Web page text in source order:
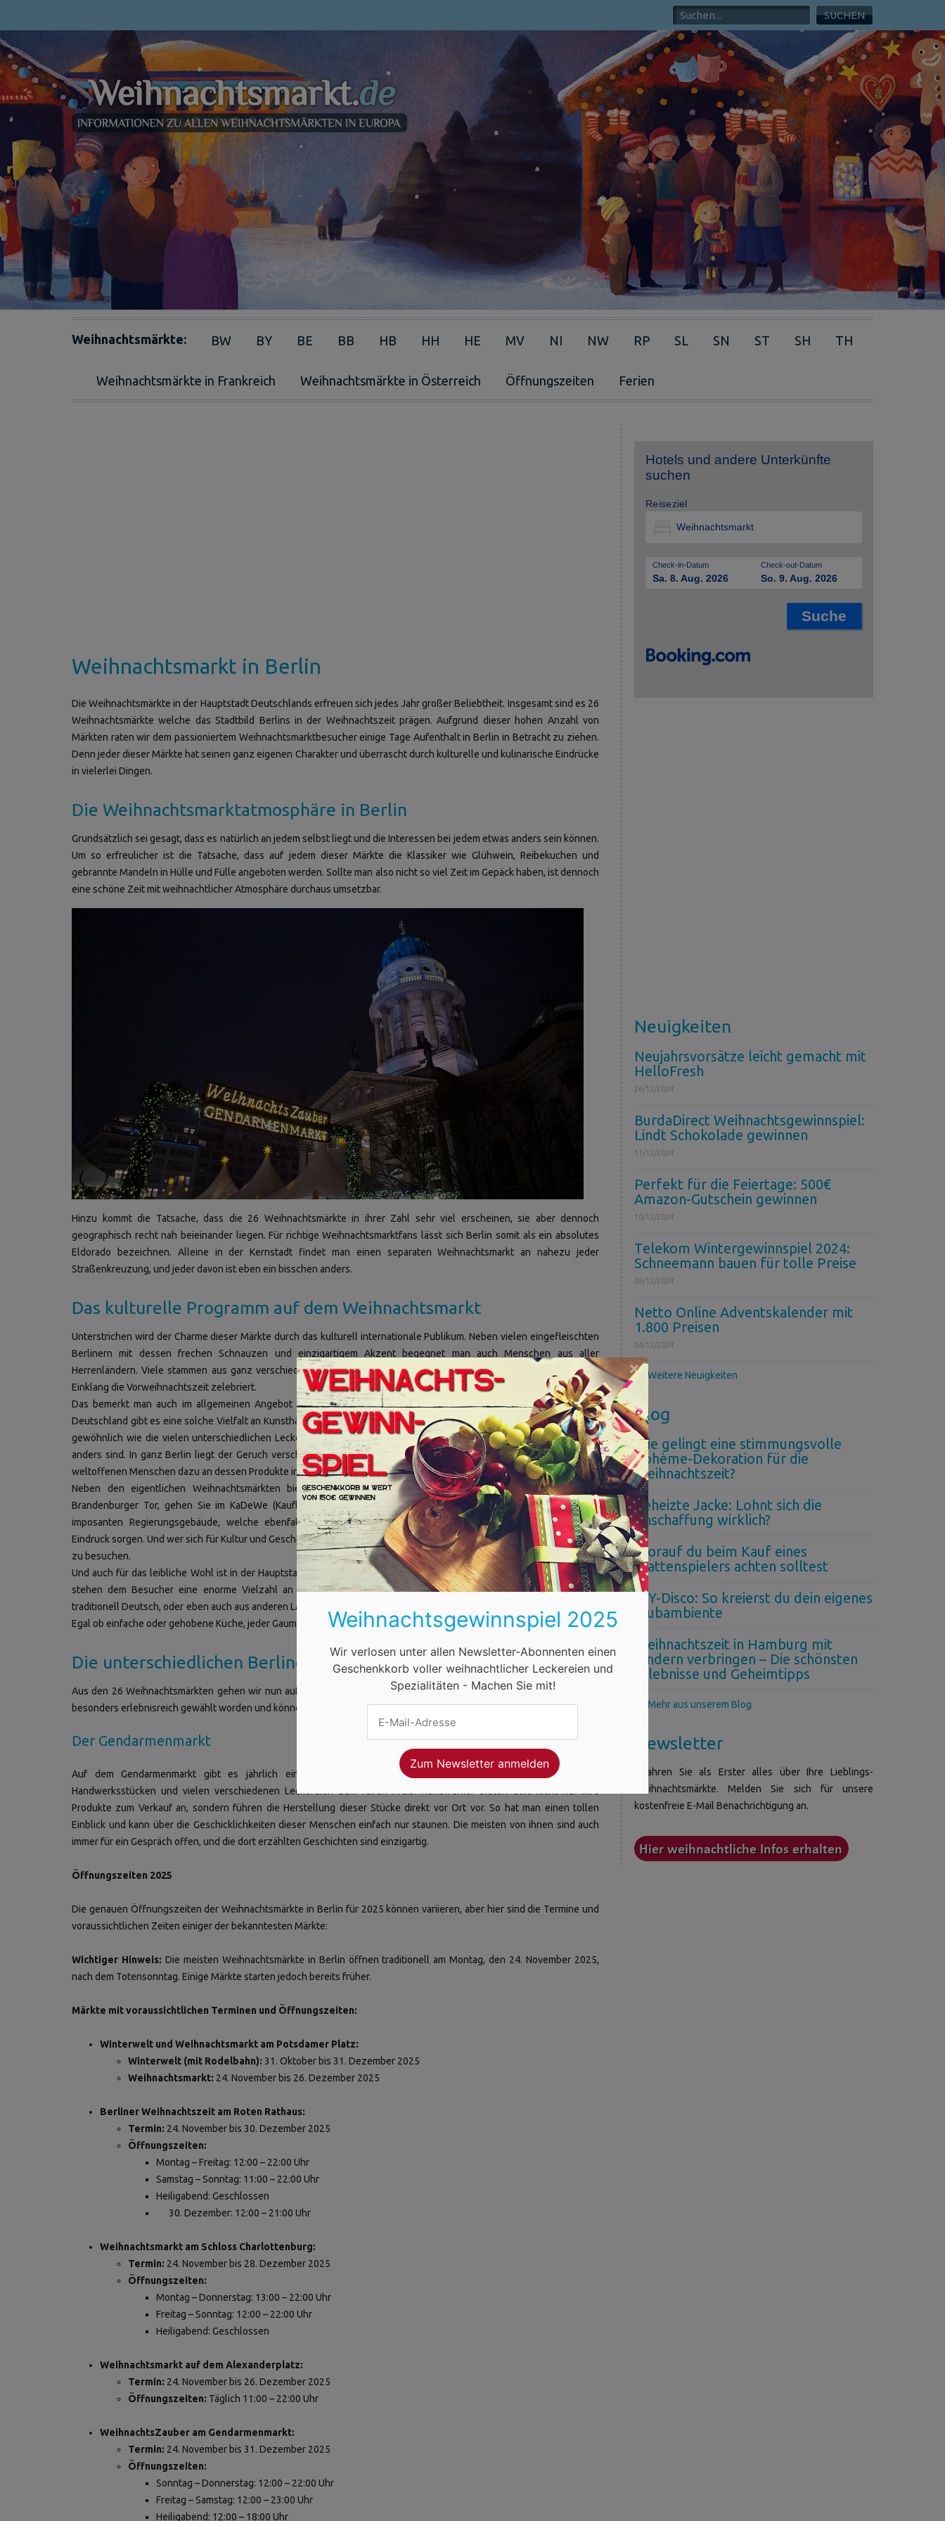
Weihnachtsmärkte: BW BY BE BB HB HH HE MV NI NW RP SL SN ST SH TH
Weihnachtsmärkte in Frankreich Weihnachtsmärkte in Österreich Öffnungszeiten Ferien
Weihnachtsmarkt in Berlin
Die Weihnachtsmärkte in der Hauptstadt Deutschlands erfreuen sich jedes Jahr großer Beliebtheit. Insgesamt sind es 26
Weihnachtsmärkte welche das Stadtbild Berlins in der Weihnachtszeit prägen. Aufgrund dieser hohen Anzahl von
Märkten raten wir dem passioniertem Weihnachtsmarktbesucher einige Tage Aufenthalt in Berlin in Betracht zu ziehen.
Denn jeder dieser Märkte hat seinen ganz eigenen Charakter und überrascht durch kulturelle und kulinarische Eindrücke
in vielerlei Dingen.
Die Weihnachtsmarktatmosphäre in Berlin
Grundsätzlich sei gesagt, dass es natürlich an jedem selbst liegt und die Interessen bei jedem etwas anders sein können.
Um so erfreulicher ist die Tatsache, dass auf jedem dieser Märkte die Klassiker wie Glühwein, Reibekuchen und
gebrannte Mandeln in Hülle und Fülle angeboten werden. Sollte man also nicht so viel Zeit im Gepäck haben, ist dennoch
eine schöne Zeit mit weihnachtlicher Atmosphäre durchaus umsetzbar.
Hinzu kommt die Tatsache, dass die 26 Weihnachtsmärkte in ihrer Zahl sehr viel erscheinen, sie aber dennoch
geographisch recht nah beieinander liegen. Für richtige Weihnachtsmarktfans lässt sich Berlin somit als ein absolutes
Eldorado bezeichnen. Alleine in der Kernstadt findet man einen separaten Weihnachtsmarkt an nahezu jeder
Straßenkreuzung, und jeder davon ist eben ein bisschen anders.
Das kulturelle Programm auf dem Weihnachtsmarkt
Unterstrichen wird der Charme dieser Märkte durch das kulturell internationale Publikum. Neben vielen eingefleischten
Berlinern mit dessen frechen Schnauzen und einzigartigem Akzent begegnet man auch Menschen aus aller
Herrenländern. Viele stammen aus ganz verschiedenen kulturellen Herkunftsländern, und doch wird friedlich und im
Einklang die Vorweihnachtszeit zelebriert.
Das bemerkt man auch im allgemeinen Angebot an den Verkaufsständen. Auf keinem anderen Weihnachtsmarkt in
Deutschland gibt es eine solche Vielfalt an Kunsthändlern. Feine Holzschnitzarbeiten aus der ganzen Welt sind ebenso
gewöhnlich wie die vielen unterschiedlichen Leckereien, dessen Gerüche einem die Sinne anregen und eben einfach
anders sind. In ganz Berlin liegt der Geruch verschiedenster Gewürzen und Kräutern in der Luft. Und das führt jeden
weltoffenen Menschen dazu an dessen Produkte in Augenschein zu nehmen und die köstlichen Speisen zu probieren.
Neben den eigentlichen Weihnachtsmärkten bietet die Stadt Berlin eben auch viel mehr. Besuchen Sie das
Brandenburger Tor, gehen Sie im KaDeWe (Kaufhaus Des Westens) ordentlich shoppen, oder besichtigen Sie die
imposanten Regierungsgebäude, welche ebenfalls mit schönen und begeisternden Weihnachtsdekorationen für
Eindruck sorgen. Und wer sich für Kultur und Geschichte interessiert, der hat die Möglichkeiten einige der vielen Museen
zu besuchen.
Und auch für das leibliche Wohl ist in der Hauptstadt zur Weihnachtszeit gesorgt. Neben vielen kleiner „Snack Buden“
stehen dem Besucher eine enorme Vielzahl an hervorragenden Restaurants und Speiselokalen zur Auswahl. Ob
traditionell Deutsch, oder eben auch aus anderen Ländern findet man ohne langem Suchen eine geeignete Gastronomie.
Egal ob einfache oder gehobene Küche, jeder Gaumen findet dort seinen Geschmack.
Die unterschiedlichen Berliner Weihnachtsmärkte
Aus den 26 Weihnachtsmärkten gehen wir nun auf 3 von ihnen etwas genauer ein. Diese sind von den Besuchern als
besonders erlebnisreich gewählt worden und können auch jährlich die höchsten Besucherzahlen verzeichnen.
Der Gendarmenmarkt
Auf dem Gendarmenmarkt gibt es jährlich eine interessante Mischung aus visueller Kunst, hervorragenden
Handwerksstücken und vielen verschiedenen Leckereien zum fairen Preis. Handwerker bieten dort nicht nur ihre
Produkte zum Verkauf an, sondern führen die Herstellung dieser Stücke direkt vor Ort vor. So hat man einen tollen
Einblick und kann über die Geschicklichkeiten dieser Menschen einfach nur staunen. Die meisten von ihnen sind auch
immer für ein Gespräch offen, und die dort erzählten Geschichten sind einzigartig.
Öffnungszeiten 2025
Die genauen Öffnungszeiten der Weihnachtsmärkte in Berlin für 2025 können variieren, aber hier sind die Termine und
voraussichtlichen Zeiten einiger der bekanntesten Märkte:
Wichtiger Hinweis: Die meisten Weihnachtsmärkte in Berlin öffnen traditionell am Montag, den 24. November 2025,
nach dem Totensonntag. Einige Märkte starten jedoch bereits früher.
Märkte mit voraussichtlichen Terminen und Öffnungszeiten:
Winterwelt und Weihnachtsmarkt am Potsdamer Platz:
Winterwelt (mit Rodelbahn): 31. Oktober bis 31. Dezember 2025
Weihnachtsmarkt: 24. November bis 26. Dezember 2025
Berliner Weihnachtszeit am Roten Rathaus:
Termin: 24. November bis 30. Dezember 2025
Öffnungszeiten:
Montag – Freitag: 12:00 – 22:00 Uhr
Samstag – Sonntag: 11:00 – 22:00 Uhr
Heiligabend: Geschlossen
Dezember: 12:00 – 21:00 Uhr
Weihnachtsmarkt am Schloss Charlottenburg:
Termin: 24. November bis 28. Dezember 2025
Öffnungszeiten:
Montag – Donnerstag: 13:00 – 22:00 Uhr
Freitag – Sonntag: 12:00 – 22:00 Uhr
Heiligabend: Geschlossen
Weihnachtsmarkt auf dem Alexanderplatz:
Termin: 24. November bis 26. Dezember 2025
Öffnungszeiten: Täglich 11:00 – 22:00 Uhr
WeihnachtsZauber am Gendarmenmarkt:
Termin: 24. November bis 31. Dezember 2025
Öffnungszeiten:
Sonntag – Donnerstag: 12:00 – 22:00 Uhr
Freitag – Samstag: 12:00 – 23:00 Uhr
Heiligabend: 12:00 – 18:00 Uhr
Hotels und andere Unterkünfte
suchen
Reiseziel
Check-in-Datum
Sa. 8. Aug. 2026
Check-out-Datum
So. 9. Aug. 2026
Neuigkeiten
Neujahrsvorsätze leicht gemacht mit
HelloFresh
26/12/2024
BurdaDirect Weihnachtsgewinnspiel:
Lindt Schokolade gewinnen
11/12/2024
Perfekt für die Feiertage: 500€
Amazon-Gutschein gewinnen
10/12/2024
Telekom Wintergewinnspiel 2024:
Schneemann bauen für tolle Preise
06/12/2024
Netto Online Adventskalender mit
1.800 Preisen
04/12/2024
>> Weitere Neuigkeiten
Blog
Wie gelingt eine stimmungsvolle
Bohème-Dekoration für die
Weihnachtszeit?
Beheizte Jacke: Lohnt sich die
Anschaffung wirklich?
Worauf du beim Kauf eines
Plattenspielers achten solltest
DIY-Disco: So kreierst du dein eigenes
Clubambiente
Weihnachtszeit in Hamburg mit
Kindern verbringen – Die schönsten
Erlebnisse und Geheimtipps
>> Mehr aus unserem Blog
Newsletter
Erfahren Sie als Erster alles über Ihre Lieblings-
Weihnachtsmärkte. Melden Sie sich für unsere
kostenfreie E-Mail Benachrichtigung an.
Weihnachtsgewinnspiel 2025
Wir verlosen unter allen Newsletter-Abonnenten einen
Geschenkkorb voller weihnachtlicher Leckereien und
Spezialitäten - Machen Sie mit!
×